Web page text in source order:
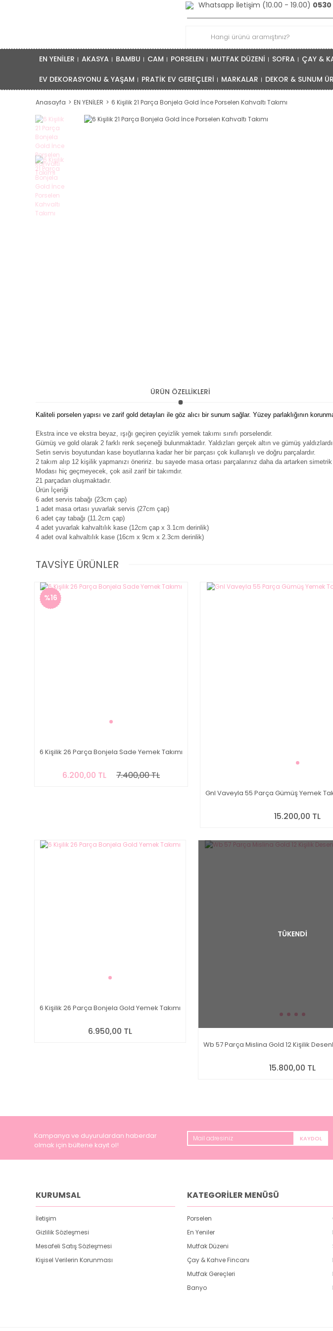
Whatsapp İletişim (10.00 - 19.00) 0530
EN YENİLER AKASYA BAMBU CAM PORSELEN MUTFAK DÜZENİ SOFRA ÇAY &
EV DEKORASYONU & YAŞAM PRATİK EV GEREÇLERİ MARKALAR DEKOR & SUNUM
Anasayfa EN YENİLER 6 Kişilik 21 Parça Bonjela Gold İnce Porselen Kahvaltı Takımı
ÜRÜN ÖZELLİKLERİ
Kaliteli porselen yapısı ve zarif gold detayları ile göz alıcı bir sunum sağlar. Yüzey parlaklığının
Ekstra ince ve ekstra beyaz, ışığı geçiren çeyizlik yemek takımı sınıfı porselendir.
Gümüş ve gold olarak 2 farklı renk seçeneği bulunmaktadır. Yaldızları gerçek altın ve gümüş
Setin servis boyutundan kase boyutlarına kadar her bir parçası çok kullanışlı ve doğru parçalardır.
2 takım alıp 12 kişilik yapmanızı öneririz. bu sayede masa ortası parçalarınız daha da artarken simetrik
Modası hiç geçmeyecek, çok asil zarif bir takımdır.
21 parçadan oluşmaktadır.
Ürün İçeriği
6 adet servis tabağı (23cm çap)
1 adet masa ortası yuvarlak servis (27cm çap)
6 adet çay tabağı (11.2cm çap)
4 adet yuvarlak kahvaltılık kase (12cm çap x 3.1cm derinlik)
4 adet oval kahvaltılık kase (16cm x 9cm x 2.3cm derinlik)
TAVSİYE ÜRÜNLER
%16
6 Kişilik 26 Parça Bonjela Sade Yemek Takımı
6.200,00 TL 7.400,00 TL
Gnl Vaveyla 55 Parça Gümüş Yemek
15.200,00 TL
6 Kişilik 26 Parça Bonjela Gold Yemek Takımı
6.950,00 TL
TÜKENDİ
Wb 57 Parça Mislina Gold 12 Kişilik
15.800,00 TL
Kampanya ve duyurulardan haberdar
olmak için bültene kayıt ol!
KAYDOL
KURUMSAL
İletişim
Gizlilik Sözleşmesi
Mesafeli Satış Sözleşmesi
Kişisel Verilerin Korunması
KATEGORİLER MENÜSÜ
Porselen
En Yeniler
Mutfak Düzeni
Çay & Kahve Fincanı
Mutfak Gereçleri
Banyo